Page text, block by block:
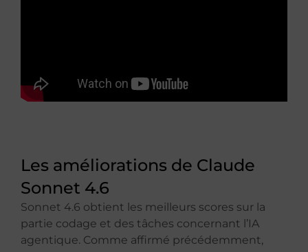
Les améliorations de Claude
Sonnet 4.6
Sonnet 4.6 obtient les meilleurs scores sur la
partie codage et des tâches concernant l’IA
agentique. Comme affirmé précédemment,